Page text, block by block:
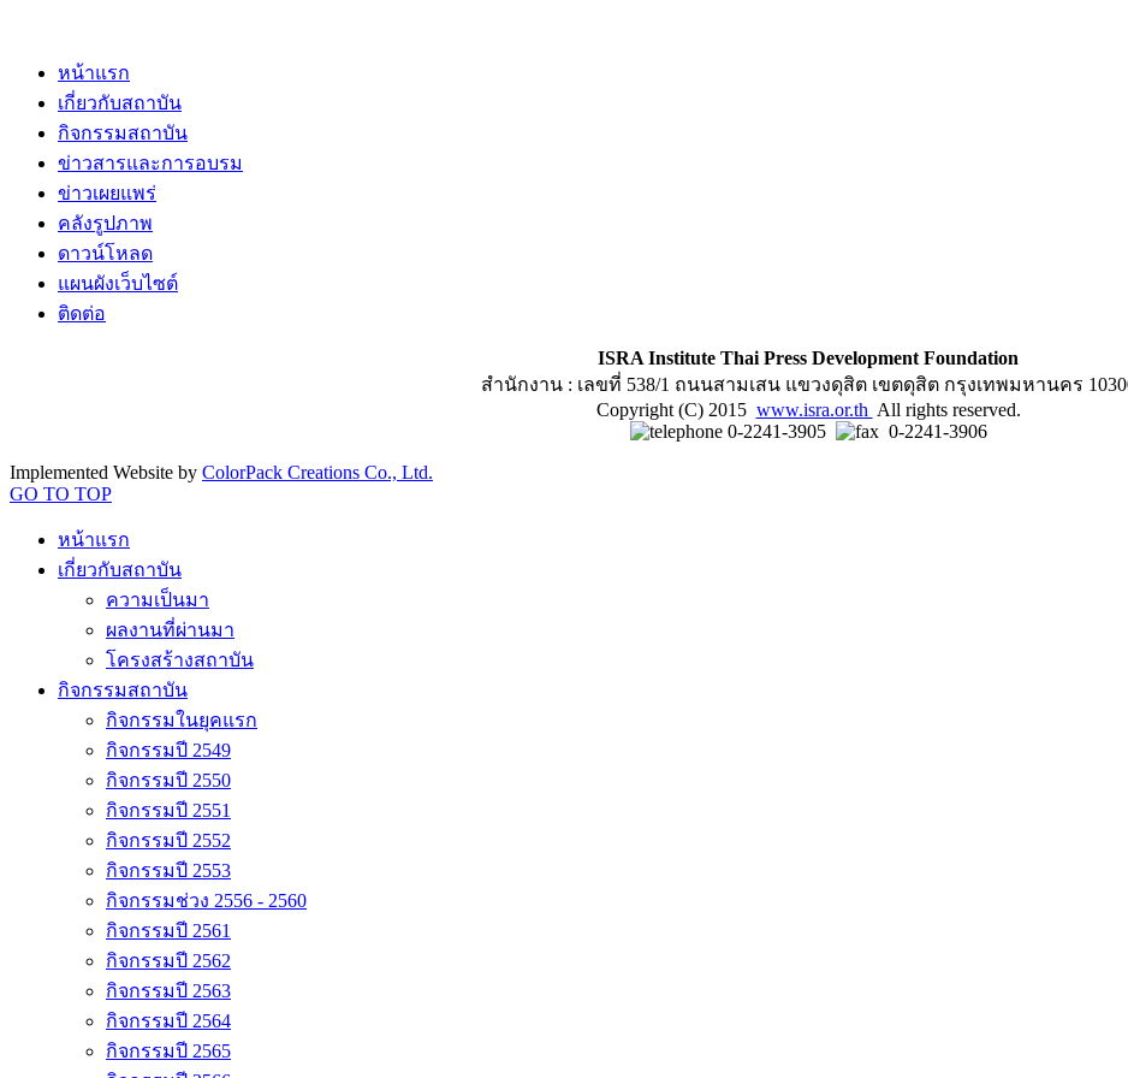
หน้าแรก
เกี่ยวกับสถาบัน
กิจกรรมสถาบัน
ข่าวสารและการอบรม
ข่าวเผยแพร่
คลังรูปภาพ
ดาวน์โหลด
แผนผังเว็บไซต์
ติดต่อ
ISRA Institute Thai Press Development Foundation
สำนักงาน : เลขที่ 538/1 ถนนสามเสน แขวงดุสิต เขตดุสิต กรุงเทพมหานคร
Copyright (C) 2015 www.isra.or.th All rights reserved.
0-2241-3905
0-2241-3906
Implemented Website by ColorPack Creations Co., Ltd.
GO TO TOP
หน้าแรก
เกี่ยวกับสถาบัน
ความเป็นมา
ผลงานที่ผ่านมา
โครงสร้างสถาบัน
กิจกรรมสถาบัน
กิจกรรมในยุคแรก
กิจกรรมปี 2549
กิจกรรมปี 2550
กิจกรรมปี 2551
กิจกรรมปี 2552
กิจกรรมปี 2553
กิจกรรมช่วง 2556 - 2560
กิจกรรมปี 2561
กิจกรรมปี 2562
กิจกรรมปี 2563
กิจกรรมปี 2564
กิจกรรมปี 2565